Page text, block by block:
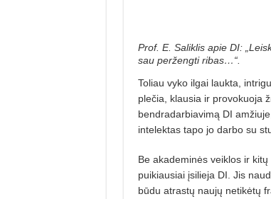
Prof. E. Saliklis apie DI:
sau peržengti ribas…“.
Toliau vyko ilgai laukta,
plečia, klausia ir provokuoja
bendradarbiavimą DI
intelektas tapo jo darbo su
Be akademinės veiklos ir
puikiausiai įsilieja DI. Jis
būdu atrastų naujų netikėtų